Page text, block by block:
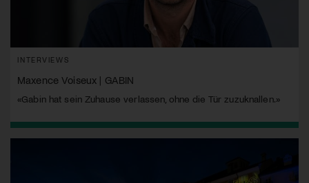
INTERVIEWS
Maxence Voiseux | GABIN
«Gabin hat sein Zuhause verlassen, ohne die Tür zuzuknallen.»